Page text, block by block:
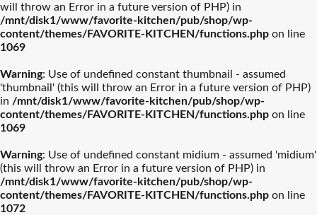
will throw an Error in a future version of PHP) in
/mnt/disk1/www/favorite-kitchen/pub/shop/wp-
content/themes/FAVORITE-KITCHEN/functions.php on line
1069
Warning: Use of undefined constant thumbnail - assumed
'thumbnail' (this will throw an Error in a future version of PHP)
in /mnt/disk1/www/favorite-kitchen/pub/shop/wp-
content/themes/FAVORITE-KITCHEN/functions.php on line
1069
Warning: Use of undefined constant midium - assumed 'midium'
(this will throw an Error in a future version of PHP) in
/mnt/disk1/www/favorite-kitchen/pub/shop/wp-
content/themes/FAVORITE-KITCHEN/functions.php on line
1072